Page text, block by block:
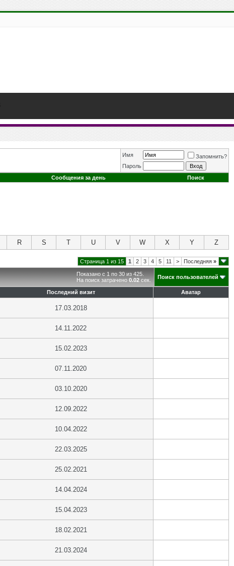
Имя
Запомнить?
Пароль
Сообщения за день Поиск
R S T U V W X Y Z
Страница 1 из 15 1 2 3 4 5 11 > Последняя »
Показано с 1 по 30 из 425.
На поиск затрачено 0.02 сек. Поиск пользователей
Последний визит Аватар
17.03.2018
14.11.2022
15.02.2023
07.11.2020
03.10.2020
12.09.2022
10.04.2022
22.03.2025
25.02.2021
14.04.2024
15.04.2023
18.02.2021
21.03.2024